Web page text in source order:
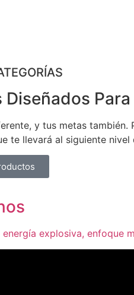
Diseñados
y tus metas
te llevará al siguiente nivel
energía explosiva, enfoque